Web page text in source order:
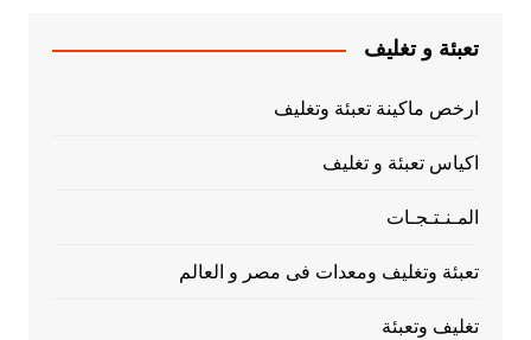
تعبئة و تغليف
ارخص ماكينة تعبئة وتغليف
اكياس تعبئة و تغليف
المـنـتـجـات
تعبئة وتغليف ومعدات فى مصر و العالم
تغليف وتعبئة